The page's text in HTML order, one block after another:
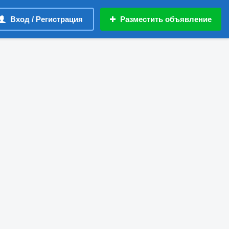
Вход / Регистрация Разместить объявление